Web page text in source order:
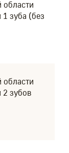
области
зуба (без
области
зубов